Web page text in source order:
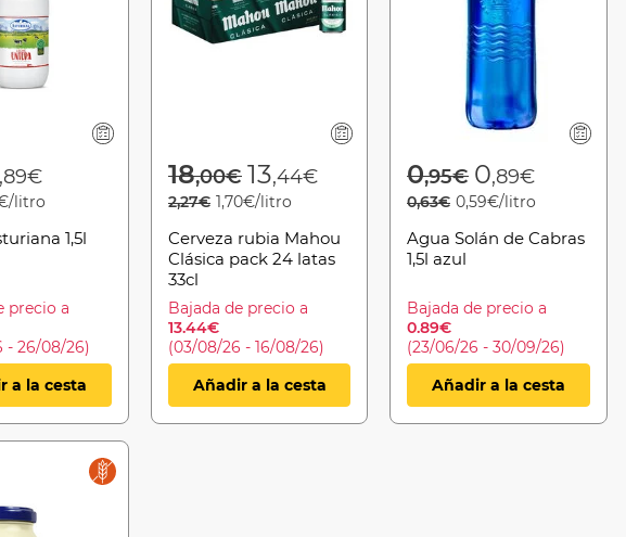
reduced from
,89€
litro
1,5l
precio a
- 26/08/26)
a la cesta
Price reduced from
18,00€to
13,44€
2,27€ 1,70€/litro
Cerveza rubia Mahou
Clásica pack 24 latas
33cl
Bajada de precio a
13.44€
(03/08/26 - 16/08/26)
Añadir a la cesta
Price reduced
0,95€to
0,89€
0,63€ 0,59€/litro
Agua Solán de Cabras
1,5l azul
Bajada de precio a
0.89€
(23/06/26 - 30/09/26)
Añadir a la cesta